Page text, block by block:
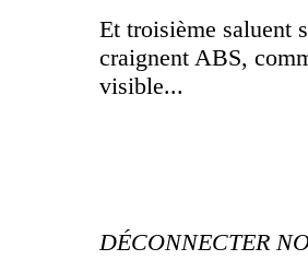
Et troisième saluent
craignent ABS,
visible...
DÉCONNECTER